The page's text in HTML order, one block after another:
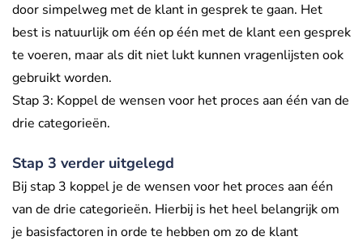
door simpelweg met de klant in gesprek te gaan. Het
best is natuurlijk om één op één met de klant een gesprek
te voeren, maar als dit niet lukt kunnen vragenlijsten ook
gebruikt worden.
Stap 3: Koppel de wensen voor het proces aan één van de
drie categorieën.
Stap 3 verder uitgelegd
Bij stap 3 koppel je de wensen voor het proces aan één
van de drie categorieën. Hierbij is het heel belangrijk om
je basisfactoren in orde te hebben om zo de klant